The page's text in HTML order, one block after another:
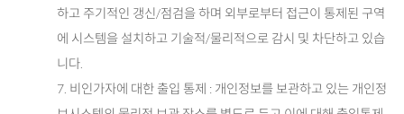
하고 주기적인 갱신/점검을 하며 외부로부터 접근이 통제된 구역
에 시스템을 설치하고 기술적/물리적으로 감시 및 차단하고 있습
니다.
7. 비인가자에 대한 출입 통제 : 개인정보를 보관하고 있는 개인정